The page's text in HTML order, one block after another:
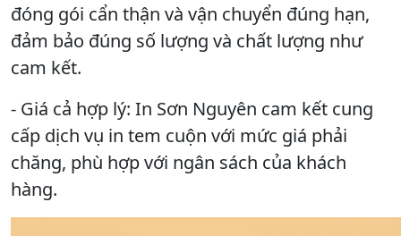
đóng gói cẩn thận và vận chuyển đúng hạn,
đảm bảo đúng số lượng và chất lượng như
cam kết.
- Giá cả hợp lý: In Sơn Nguyên cam kết cung
cấp dịch vụ in tem cuộn với mức giá phải
chăng, phù hợp với ngân sách của khách
hàng.